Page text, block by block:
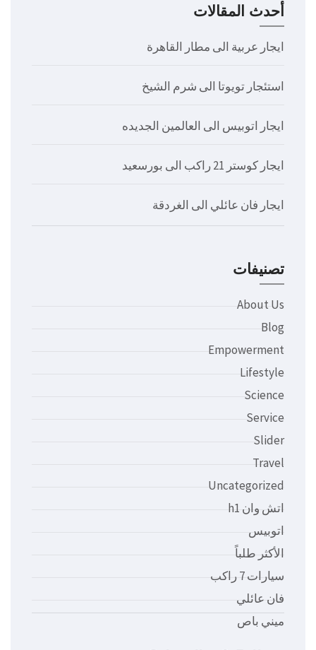
أحدث المقالات
ايجار عربية الى مطار القاهرة
استئجار تويوتا الى شرم الشيخ
ايجار اتوبيس الى العالمين الجديده
ايجار كوستر 21 راكب الى بورسعيد
ايجار فان عائلي الى الغردقة
تصنيفات
About Us
Blog
Empowerment
Lifestyle
Science
Service
Slider
Travel
Uncategorized
اتش وان h1
اتوبيس
الأكثر طلباً
سيارات 7 راكب
فان عائلي
ميني باص